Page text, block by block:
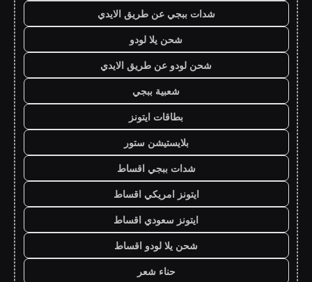
شدات ببجي عن طريق الايدي
شحن يلا لودو
شحن لودو عن طريق الايدي
شعبية ببجي
بطاقات ايتونز
بلايستيشن ستور
شدات ببجي اقساط
ايتونز امريكي اقساط
ايتونز سعودي اقساط
شحن يلا لودو اقساط
حناء شعر